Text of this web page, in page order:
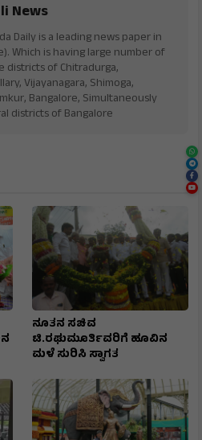
News
Daily is a leading news paper in
Which is having large number of
districts of Chitradurga,
Vijayanagara, Shimoga,
Bangalore, Simultaneously
districts of Bangalore
ನೂತನ ಸಚಿವ
ಟಿ.ರಘುಮೂರ್ತಿವರಿಗೆ ಹೂವಿನ
ಮಳೆ ಸುರಿಸಿ ಸ್ವಾಗತ